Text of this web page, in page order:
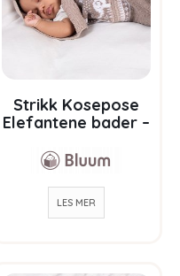
Strikk Kosepose
Elefantene bader –
Soft Merino Ull
LES MER